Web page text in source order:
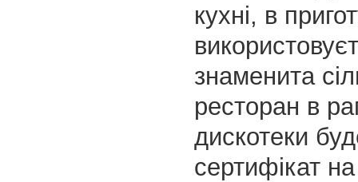
кухні, в
знаменита
ресторан в
дискотеки
сертифікат